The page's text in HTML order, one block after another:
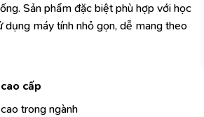
Sản phẩm đặc biệt phù hợp với học
dụng máy tính nhỏ gọn, dễ mang theo
cấp
trong ngành